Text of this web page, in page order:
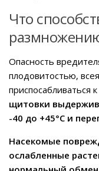
Что
Опасность
плодовитостью,
приспосабливаться
щитовки
-40 до +45°C и
Насекомые
ослабленные